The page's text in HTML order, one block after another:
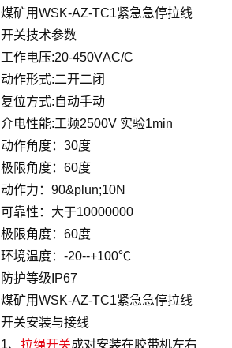
煤矿用WSK-AZ-TC1紧急急停拉线
开关技术参数
工作电压:20-450VAC/C
动作形式:二开二闭
复位方式:自动手动
介电性能:工频2500V 实验1min
动作角度：30度
极限角度：60度
动作力：90&plun;10N
可靠性：大于10000000
极限角度：60度
环境温度：-20--+100℃
防护等级IP67
煤矿用WSK-AZ-TC1紧急急停拉线
开关安装与接线
1、 拉绳开关成对安装在胶带机左右